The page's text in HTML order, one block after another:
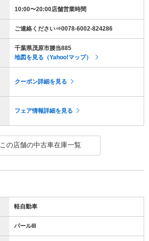
10:00〜20:00店舗営業時間
ご連絡ください⇒0078-6002-824286
千葉県茂原市腰当885
地図を見る（Yahoo!マップ）
クーポン詳細を見る
フェア情報詳細を見る
この店舗の中古車在庫一覧
軽自動車
パールIII